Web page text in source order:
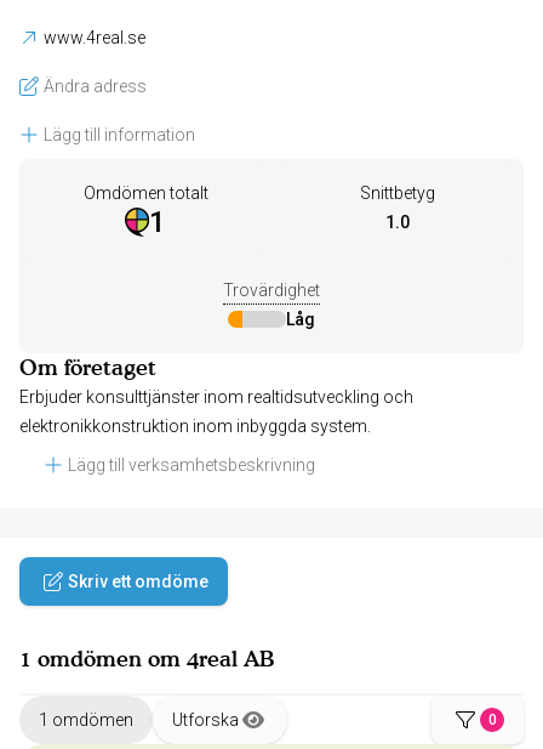
www.4real.se
Ändra adress
Lägg till information
Omdömen totalt
1
Snittbetyg
1.0
Trovärdighet
Låg
Om företaget
Erbjuder konsulttjänster inom realtidsutveckling och
elektronikkonstruktion inom inbyggda system.
Lägg till verksamhetsbeskrivning
Skriv ett omdöme
1 omdömen om 4real AB
1 omdömen Utforska 0